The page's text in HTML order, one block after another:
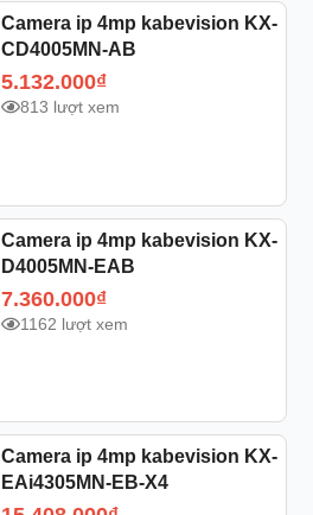
Camera ip 4mp kabevision KX-
CD4005MN-AB
5.132.000₫
813 lượt xem
Camera ip 4mp kabevision KX-
D4005MN-EAB
7.360.000₫
1162 lượt xem
Camera ip 4mp kabevision KX-
EAi4305MN-EB-X4